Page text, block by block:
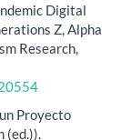
Digital
Z, Alpha
Research,
Proyecto
(ed.)).